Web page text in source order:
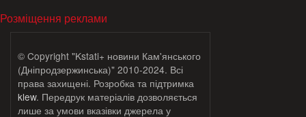
Розміщення реклами
© Copyright "Kstati+ новини Кам'янського
(Дніпродзержинська)" 2010-2024. Всі
права захищені. Розробка та підтримка
klew. Передрук матеріалів дозволяється
лише за умови вказівки джерела у